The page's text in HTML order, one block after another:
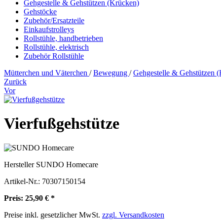
Gehgestelle & Gehstützen (Krücken)
Gehstöcke
Zubehör/Ersatzteile
Einkaufstrolleys
Rollstühle, handbetrieben
Rollstühle, elektrisch
Zubehör Rollstühle
Mütterchen und Väterchen / Bewegung / Gehgestelle & Gehstützen
Zurück
Vor
Vierfußgehstütze
HerstellerSUNDO Homecare
Artikel-Nr.: 70307150154
Preis: 25,90 € *
Preise inkl. gesetzlicher MwSt. zzgl. Versandkosten